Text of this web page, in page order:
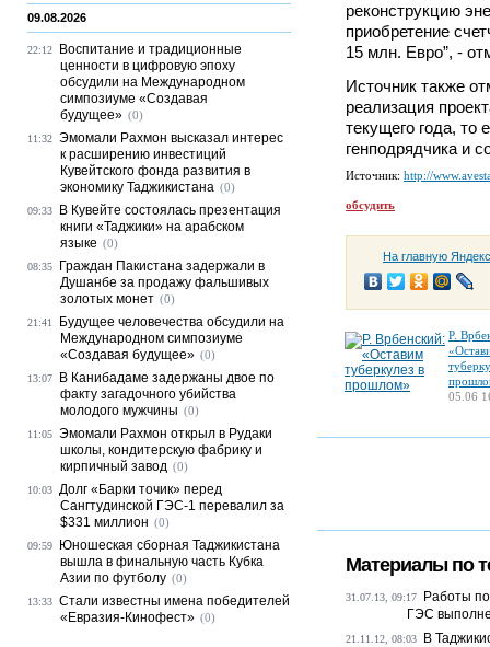
реконструкцию
приобретение
15 млн. Евро”, -
Источник также
реализация
текущего года, то
генподрядчика и
Источник: http://
обсудить
На главную
Р.
05.06
Материалы по
31.07.13, 09:17
Работы
ГЭС
21.11.12, 08:03
В
09.08.2026
22:12
Воспитание и традиционные
ценности в цифровую эпоху
обсудили на Международном
симпозиуме «Создавая
будущее» (0)
11:32 Эмомали Рахмон высказал интерес
к расширению инвестиций
Кувейтского фонда развития в
экономику Таджикистана (0)
09:33
В Кувейте состоялась презентация
книги «Таджики» на арабском
языке (0)
08:35
Граждан Пакистана задержали в
Душанбе за продажу фальшивых
золотых монет (0)
21:41
Будущее человечества обсудили на
Международном симпозиуме
«Создавая будущее» (0)
13:07
В Канибадаме задержаны двое по
факту загадочного убийства
молодого мужчины (0)
11:05 Эмомали Рахмон открыл в Рудаки
школы, кондитерскую фабрику и
кирпичный завод (0)
10:03 Долг «Барки точик» перед
Сангтудинской ГЭС-1 перевалил за
$331 миллион (0)
09:59
Юношеская сборная Таджикистана
вышла в финальную часть Кубка
Азии по футболу (0)
13:33 Стали известны имена победителей
«Евразия-Кинофест» (0)